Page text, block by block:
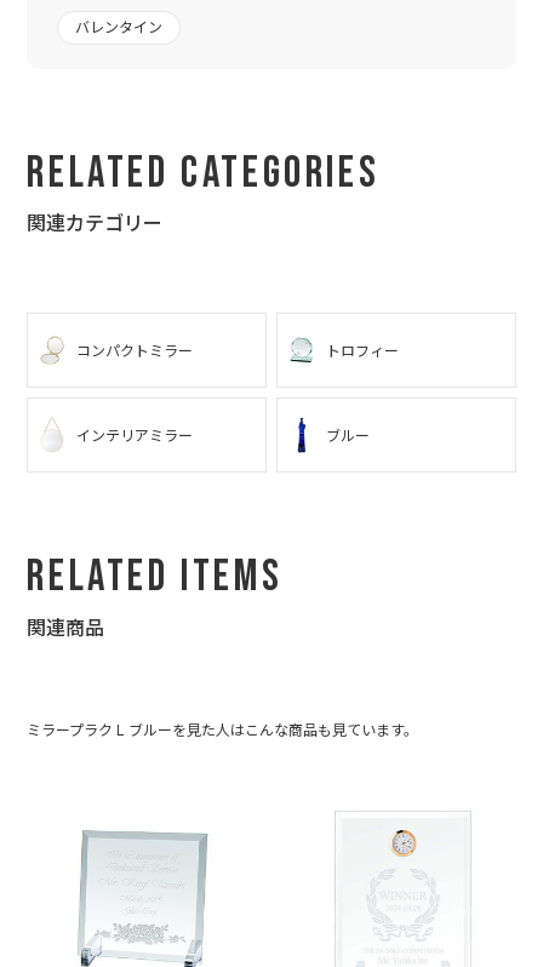
バレンタイン
Related Categories
関連カテゴリー
コンパクトミラー トロフィー
インテリアミラー ブルー
Related Items
関連商品
ミラープラク L ブルーを見た人はこんな商品も見ています。